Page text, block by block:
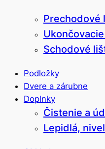
Prechodové
Schodové
Podložky
Dvere a zárubne
Doplnky
Čistenie a
Lepidlá,